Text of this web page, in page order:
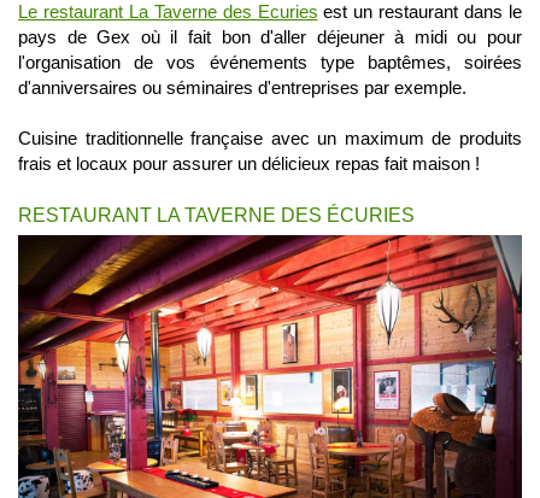
Le restaurant La Taverne des Ecuries est un restaurant dans le
pays de Gex où il fait bon d'aller déjeuner à midi ou pour
l'organisation de vos événements type baptêmes, soirées
d'anniversaires ou séminaires d'entreprises par exemple.
Cuisine traditionnelle française avec un maximum de produits
frais et locaux pour assurer un délicieux repas fait maison !
RESTAURANT LA TAVERNE DES ÉCURIES